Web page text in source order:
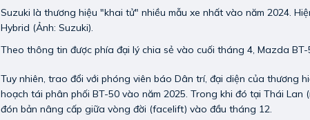
Suzuki là thương hiệu "khai tử" nhiều mẫu xe nhất vào năm 2024.
Hybrid (Ảnh: Suzuki).
Theo thông tin được phía đại lý chia sẻ vào cuối tháng 4, Mazda
Tuy nhiên, trao đổi với phóng viên báo Dân trí, đại diện của thương
hoạch tái phân phối BT-50 vào năm 2025. Trong khi đó tại Thái
đón bản nâng cấp giữa vòng đời (facelift) vào đầu tháng 12.